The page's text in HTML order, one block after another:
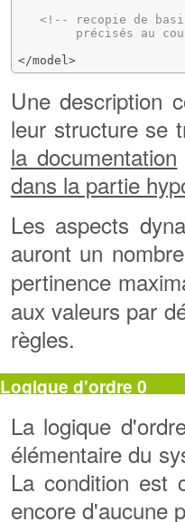
<!-- recopie de
précisés au
</model >
Une description
leur structure se
la documentation
dans la partie
Les aspects
auront un
pertinence
aux valeurs par
règles.
Logique d'ordre 0
La logique
élémentaire du
La condition est
encore d'aucune